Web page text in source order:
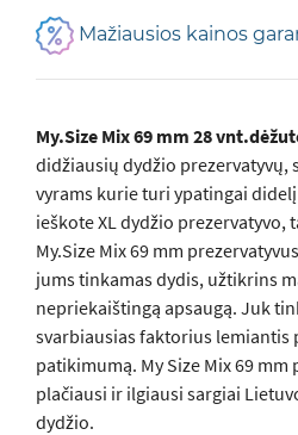
Mažiausios kainos
My.Size Mix 69 mm 28
didžiausių dydžio prezervatyvų,
vyrams kurie turi ypatingai
ieškote XL dydžio
My.Size Mix 69 mm
jums tinkamas dydis, užtikrins
nepriekaištingą apsaugą. Juk
svarbiausias faktorius lemiantis
patikimumą. My Size Mix 69
plačiausi ir ilgiausi sargiai
dydžio.